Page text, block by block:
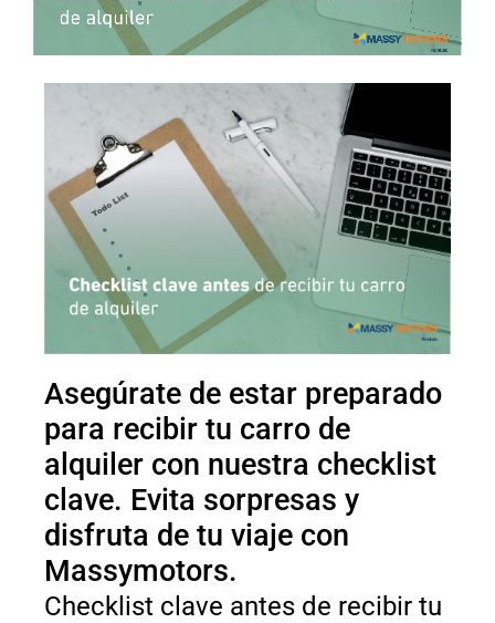
Asegúrate de estar preparado
para recibir tu carro de
alquiler con nuestra checklist
clave. Evita sorpresas y
disfruta de tu viaje con
Massymotors.
Checklist clave antes de recibir tu